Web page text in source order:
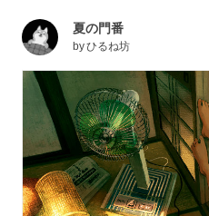
夏の門番
byひるね坊